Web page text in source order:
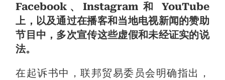
Facebook、Instagram 和 YouTube
上，以及通过在播客和当地电视新闻的赞助
节目中，多次宣传这些虚假和未经证实的说
法。
在起诉书中，联邦贸易委员会明确指出，